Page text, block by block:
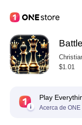
$1.01
Play
Acerca de ONE